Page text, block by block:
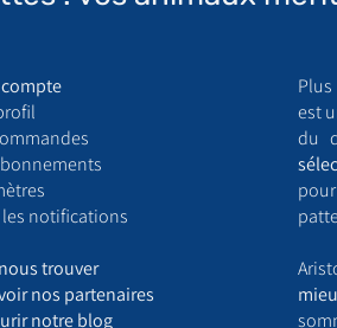
les notifications
trouver
nos partenaires
notre blog
est
du